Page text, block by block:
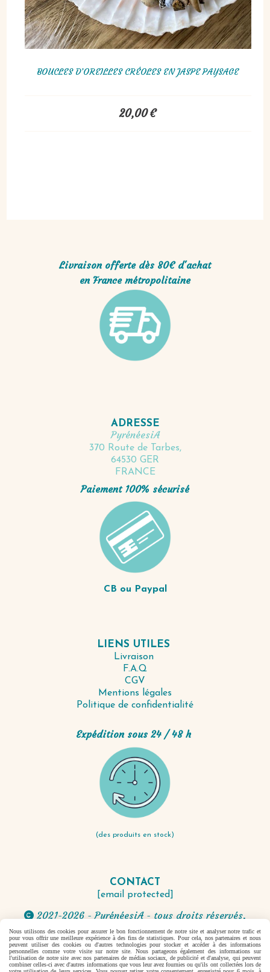
BOUCLES D’OREILLES CRÉOLES EN JASPE PAYSAGE
20,00€
Livraison offerte dès 80€ d'achat
en France métropolitaine
ADRESSE
PyrénéesiA
370 Route de Tarbes,
64530 GER
FRANCE
Paiement 100% sécurisé
CB ou Paypal
LIENS UTILES
Livraison
F.A.Q
CGV
Mentions légales
Politique de confidentialité
Expédition sous 24 / 48 h
(des produits en stock)
CONTACT
[email protected]
 2021-2026 - PyrénéesiA - tous droits réservés.
Facebook est désactivé. Autoriser
Nous utilisons des cookies pour assurer le bon fonctionnement de notre site et analyser notre trafic et
pour vous offrir une meilleure expérience à des fins de statistiques. Pour cela, nos partenaires et nous
peuvent utiliser des cookies ou d'autres technologies pour stocker et accéder à des informations
personnelles comme votre visite sur notre site. Nous partageons également des informations sur
l'utilisation de notre site avec nos partenaires de médias sociaux, de publicité et d'analyse, qui peuvent
combiner celles-ci avec d'autres informations que vous leur avez fournies ou qu'ils ont collectées lors de